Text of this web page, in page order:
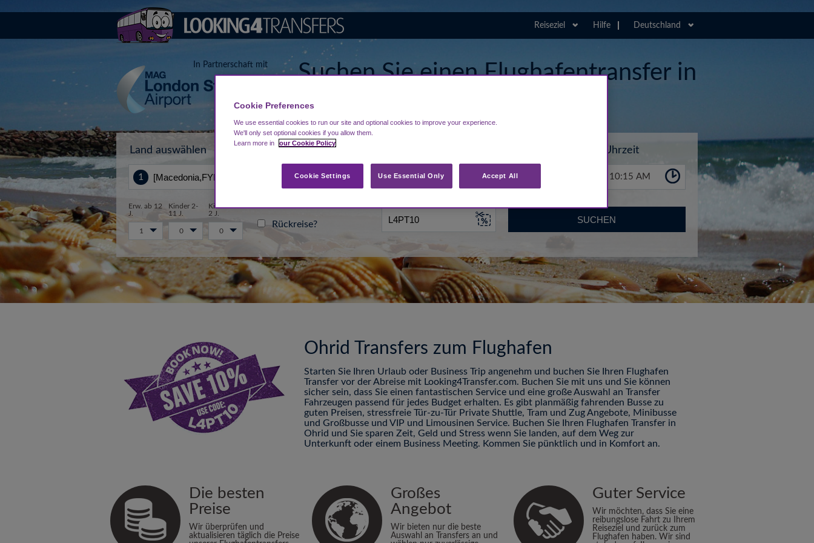
Reiseziel Hilfe Deutschland
In Partnerschaft mit
Suchen Sie einen Flughafentransfer in
Land auswählen Von... Uhrzeit
10:15 AM
Erw. ab 12
J.
Kinder 2-
11 J.
Kinder 0-
2 J.
1 0 0
Rückreise? SUCHEN
Ohrid Transfers zum Flughafen
Starten Sie Ihren Urlaub oder Business Trip angenehm und buchen Sie Ihren Flughafen
Transfer vor der Abreise mit Looking4Transfer.com. Buchen Sie mit uns und Sie können
sicher sein, dass Sie einen fantastischen Service und eine große Auswahl an Transfer
Fahrzeugen passend für jedes Budget erhalten. Es gibt planmäßig fahrenden Busse zu
guten Preisen, stressfreie Tür-zu-Tür Private Shuttle, Tram und Zug Angebote, Minibusse
und Großbusse und VIP und Limousinen Service. Buchen Sie Ihren Flughafen Transfer in
Ohrid und Sie sparen Zeit, Geld und Stress wenn Sie landen, auf dem Weg zur
Unterkunft oder einem Business Meeting. Kommen Sie pünktlich und in Komfort an.
Die besten
Preise
Wir überprüfen und
aktualisieren täglich die Preise
Großes
Angebot
Wir bieten nur die beste
Auswahl an Transfers an und
Guter Service
Wir möchten, dass Sie eine
reibungslose Fahrt zu Ihrem
Reiseziel und zurück zum
Flughafen haben. Wir sind
Cookie Preferences
We use essential cookies to run our site and optional cookies to improve your experience.
We'll only set optional cookies if you allow them.
Learn more in
our Cookie Policy
Use Essential Only Accept All
Cookie Settings